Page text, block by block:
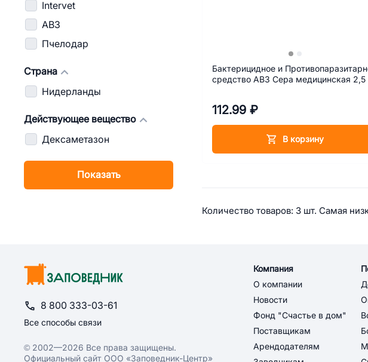
Intervet
АВЗ
Пчелодар
Страна
Нидерланды
Действующее вещество
Дексаметазон
Показать
Бактерицидное и
средство АВЗ Сера медицинская 2,5
112.99 ₽
В корзину
Сводная
Количество товаров: 3 шт. Самая
8 800 333-03-61
Все способы связи
© 2002—2026 Все права защищены.
Официальный сайт ООО «Заповедник-Центр»
Компания
О компании
Новости
Фонд "Счастье в дом"
Поставщикам
Арендодателям